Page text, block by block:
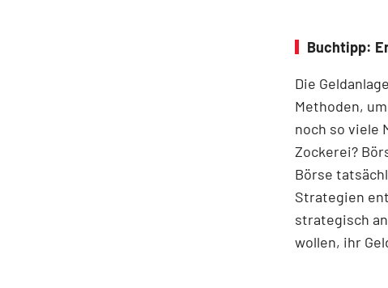
Buchtipp:
Die
Methoden,
noch so viele
Zockerei?
Börse
Strategien
strategisch
wollen, ihr